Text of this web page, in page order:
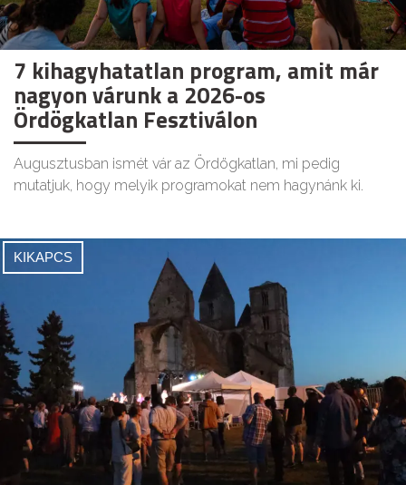
7 kihagyhatatlan program, amit már
nagyon várunk a 2026-os
Ördögkatlan Fesztiválon
Augusztusban ismét vár az Ördögkatlan, mi pedig
mutatjuk, hogy melyik programokat nem hagynánk ki.
KIKAPCS